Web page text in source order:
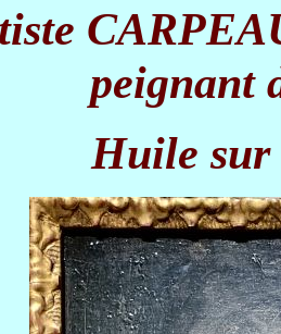
peignant
Huile sur